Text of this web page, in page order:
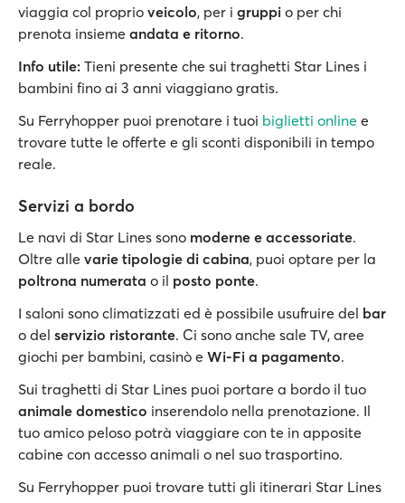
viaggia col proprio veicolo, per i gruppi o per chi
prenota insieme andata e ritorno.
Info utile: Tieni presente che sui traghetti Star Lines i
bambini fino ai 3 anni viaggiano gratis.
Su Ferryhopper puoi prenotare i tuoi biglietti online e
trovare tutte le offerte e gli sconti disponibili in tempo
reale.
Servizi a bordo
Le navi di Star Lines sono moderne e accessoriate.
Oltre alle varie tipologie di cabina, puoi optare per la
poltrona numerata o il posto ponte.
I saloni sono climatizzati ed è possibile usufruire del bar
o del servizio ristorante. Ci sono anche sale TV, aree
giochi per bambini, casinò e Wi-Fi a pagamento.
Sui traghetti di Star Lines puoi portare a bordo il tuo
animale domestico inserendolo nella prenotazione. Il
tuo amico peloso potrà viaggiare con te in apposite
cabine con accesso animali o nel suo trasportino.
Su Ferryhopper puoi trovare tutti gli itinerari Star Lines